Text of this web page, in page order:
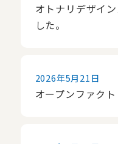
オトナリデザイ
した。
2026年5月21日
オープンファク